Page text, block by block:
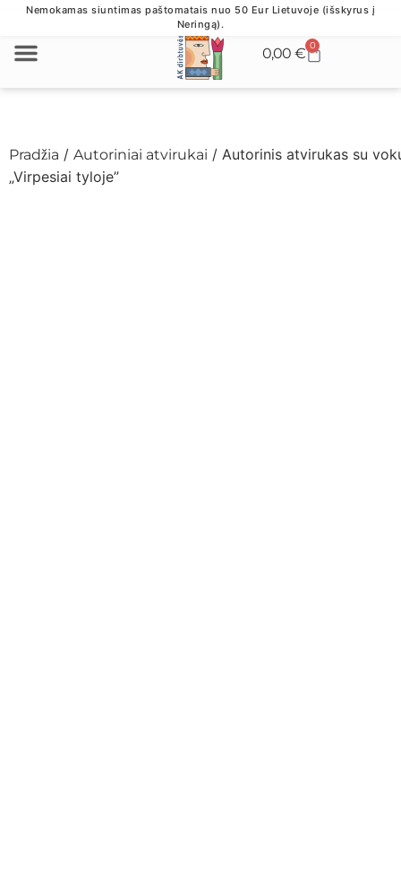
Nemokamas siuntimas paštomatais nuo 50 Eur Lietuvoje (išskyrus į
Neringą).
0,00 € 0
Pradžia / Autoriniai atvirukai / Autorinis atvirukas su
„Virpesiai tyloje”